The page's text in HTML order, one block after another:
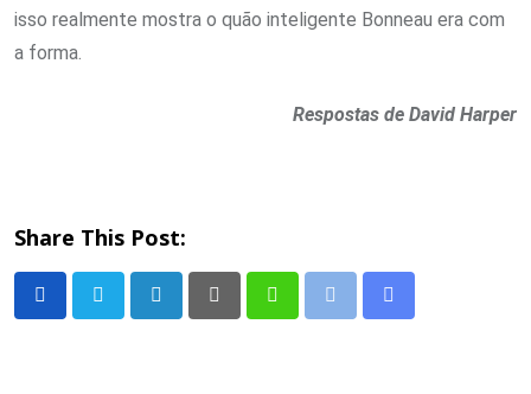
isso realmente mostra o quão inteligente Bonneau era com
a forma.
Respostas de David Harper
Share This Post: